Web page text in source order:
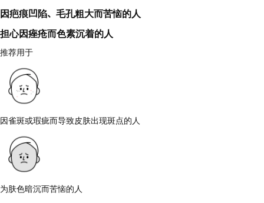
因疤痕凹陷、毛孔粗大而苦恼的人
担心因痤疮而色素沉着的人
推荐用于
因雀斑或瑕疵而导致皮肤出现斑点的人
为肤色暗沉而苦恼的人